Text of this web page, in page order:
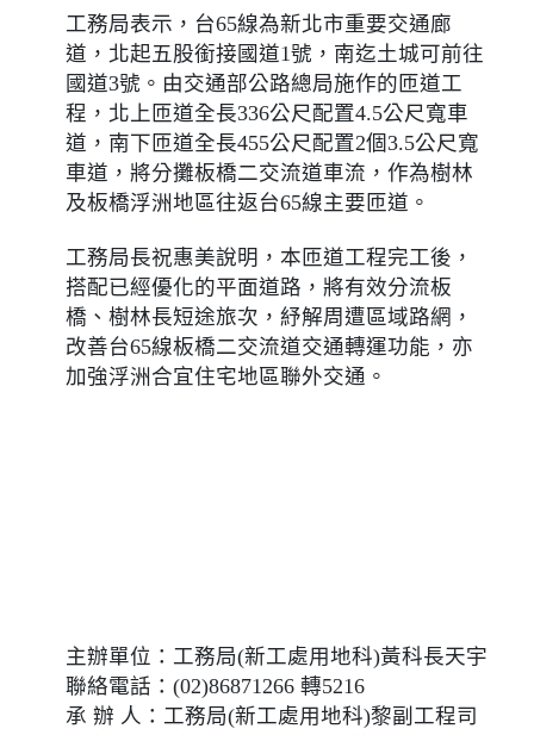
工務局表示，台65線為新北市重要交通廊
道，北起五股銜接國道1號，南迄土城可前往
國道3號。由交通部公路總局施作的匝道工
程，北上匝道全長336公尺配置4.5公尺寬車
道，南下匝道全長455公尺配置2個3.5公尺寬
車道，將分攤板橋二交流道車流，作為樹林
及板橋浮洲地區往返台65線主要匝道。
工務局長祝惠美說明，本匝道工程完工後，
搭配已經優化的平面道路，將有效分流板
橋、樹林長短途旅次，紓解周遭區域路網，
改善台65線板橋二交流道交通轉運功能，亦
加強浮洲合宜住宅地區聯外交通。
主辦單位：工務局(新工處用地科)黃科長天宇
聯絡電話：(02)86871266 轉5216
承 辦 人：工務局(新工處用地科)黎副工程司